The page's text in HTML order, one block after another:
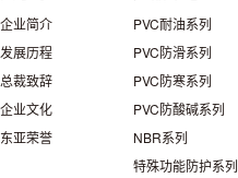
企业简介
发展历程
总裁致辞
企业文化
东亚荣誉
PVC耐油系列
PVC防滑系列
PVC防寒系列
PVC防酸碱系列
NBR系列
特殊功能防护系列